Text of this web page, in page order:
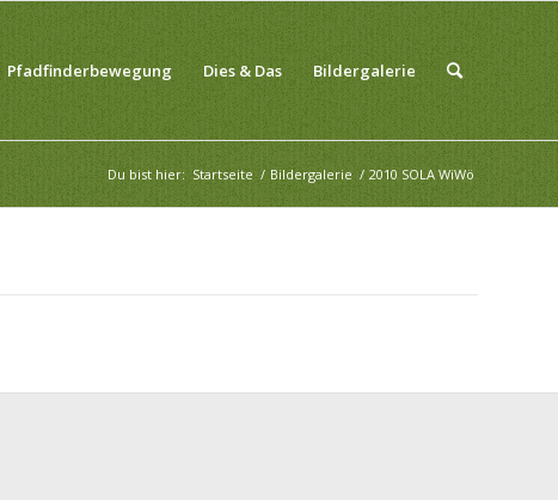
Pfadfinderbewegung Dies & Das Bildergalerie
Du bist hier: Startseite / Bildergalerie / 2010 SOLA WiWö